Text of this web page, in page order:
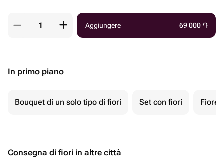
Aggiungere 69 000 ֏
In primo piano
Bouquet di un solo tipo di fiori Set con fiori Fiore
Consegna di fiori in altre città